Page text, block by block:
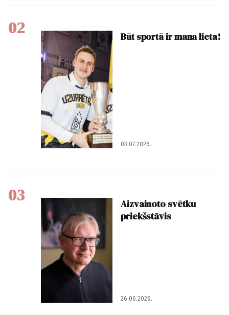
02 Būt sportā ir mana lieta!
03.07.2026.
03
Aizvainoto svētku
priekšstāvis
26.06.2026.